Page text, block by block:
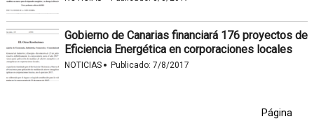
Gobierno de Canarias financiará 176 proyectos de
Eficiencia Energética en corporaciones locales
NOTICIAS · Publicado: 7/8/2017
Página